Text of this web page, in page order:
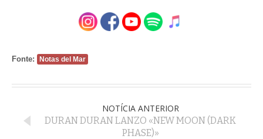
Fonte: Notas del Mar
NOTÍCIA ANTERIOR
DURAN DURAN LANZO «NEW MOON (DARK
PHASE)»